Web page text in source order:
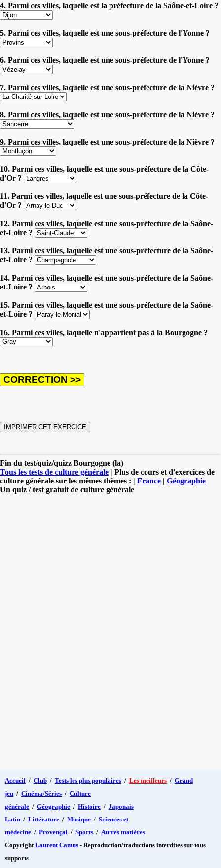
4. Parmi ces villes, laquelle est la préfecture de la Saône-et-Loire ?
5. Parmi ces villes, laquelle est une sous-préfecture de l'Yonne ?
6. Parmi ces villes, laquelle est une sous-préfecture de l'Yonne ?
7. Parmi ces villes, laquelle est une sous-préfecture de la Nièvre ?
8. Parmi ces villes, laquelle est une sous-préfecture de la Nièvre ?
9. Parmi ces villes, laquelle est une sous-préfecture de la Nièvre ?
10. Parmi ces villes, laquelle est une sous-préfecture de la Côte-
d'Or ?
11. Parmi ces villes, laquelle est une sous-préfecture de la Côte-
d'Or ?
12. Parmi ces villes, laquelle est une sous-préfecture de la Saône-
et-Loire ?
13. Parmi ces villes, laquelle est une sous-préfecture de la Saône-
et-Loire ?
14. Parmi ces villes, laquelle est une sous-préfecture de la Saône-
et-Loire ?
15. Parmi ces villes, laquelle est une sous-préfecture de la Saône-
et-Loire ?
16. Parmi ces villes, laquelle n'appartient pas à la Bourgogne ?
Fin du test/quiz/quizz Bourgogne (la)
Tous les tests de culture générale | Plus de cours et d'exercices de
culture générale sur les mêmes thèmes : | France | Géographie
Un quiz / test gratuit de culture générale
Accueil / Club / Tests les plus populaires / Les meilleurs / Grand
jeu / Cinéma/Séries / Culture
générale / Géographie / Histoire / Japonais
Latin / Littérature / Musique / Sciences et
médecine / Provençal / Sports / Autres matières
Copyright Laurent Camus - Reproduction/traductions interdites sur tous
supports